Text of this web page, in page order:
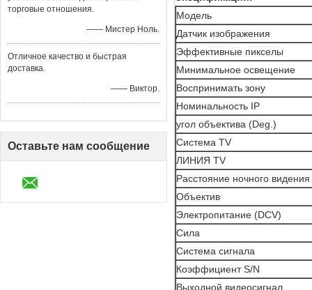
торговые отношения.
—— Мистер Ноль.
Отличное качество и быстрая
доставка.
—— Виктор.
Оставьте нам сообщение
Модель
Датчик изображения
Эффективные пикселы
Минимальное освещение
Воспринимать зону
Номинальность IP
угол объектива (Deg.)
Система TV
ЛИНИЯ TV
Расстояние ночного видения
Объектив
Электропитание (DCV)
Сила
Система сигнала
Коэффициент S/N
Выходной видеосигнал